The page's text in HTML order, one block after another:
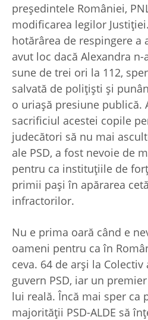
preşedintele României,
modificarea legilor
hotărârea de respingere a
avut loc dacă Alexandra
sune de trei ori la 112,
salvată de poliţişti şi
o uriaşă presiune publică.
sacrificiul acestei copile
judecători să nu mai
ale PSD, a fost nevoie de
pentru ca instituţiile de
primii paşi în apărarea
infractorilor.
Nu e prima oară când e
oameni pentru ca în
ceva. 64 de arşi la
guvern PSD, iar un
lui reală. Încă mai sper ca
majorităţii PSD-ALDE să